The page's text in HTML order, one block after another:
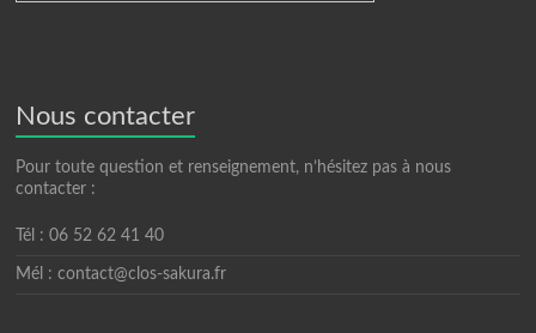
Nous contacter
Pour toute question et renseignement, n’hésitez pas à nous
contacter :
Tél : 06 52 62 41 40
Mél : contact@clos-sakura.fr